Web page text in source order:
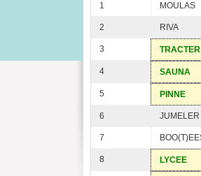
1 MOULAS
2 RIVA
3 TRACTER
4 SAUNA
5 PINNE
6 JUMELER
7
8 LYCEE